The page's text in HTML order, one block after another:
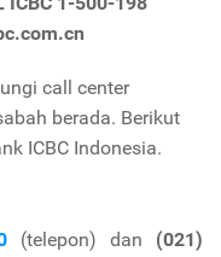
call center
berada. Berikut
ICBC Indonesia.
(telepon) dan (021)